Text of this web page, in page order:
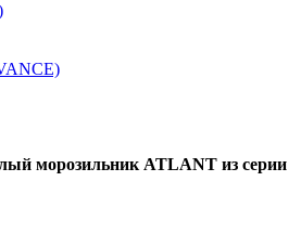
морозильник ATLANT из серии